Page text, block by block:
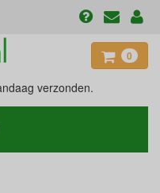
0
verzonden.